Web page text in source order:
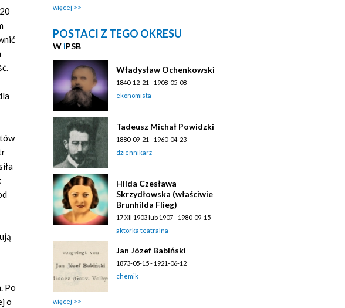
Po
o
więcej
POSTACI Z TEGO OKRESU
W iPSB
Władysław Ochenkowski
1840-12-21 - 1908-05-08
ekonomista
Tadeusz Michał Powidzki
1880-09-21 - 1960-04-23
dziennikarz
Hilda Czesława
Skrzydłowska (właściwie
Brunhilda Flieg)
17 XII 1903 lub 1907 - 1980-09-15
aktorka teatralna
Jan Józef Babiński
1873-05-15 - 1921-06-12
chemik
więcej